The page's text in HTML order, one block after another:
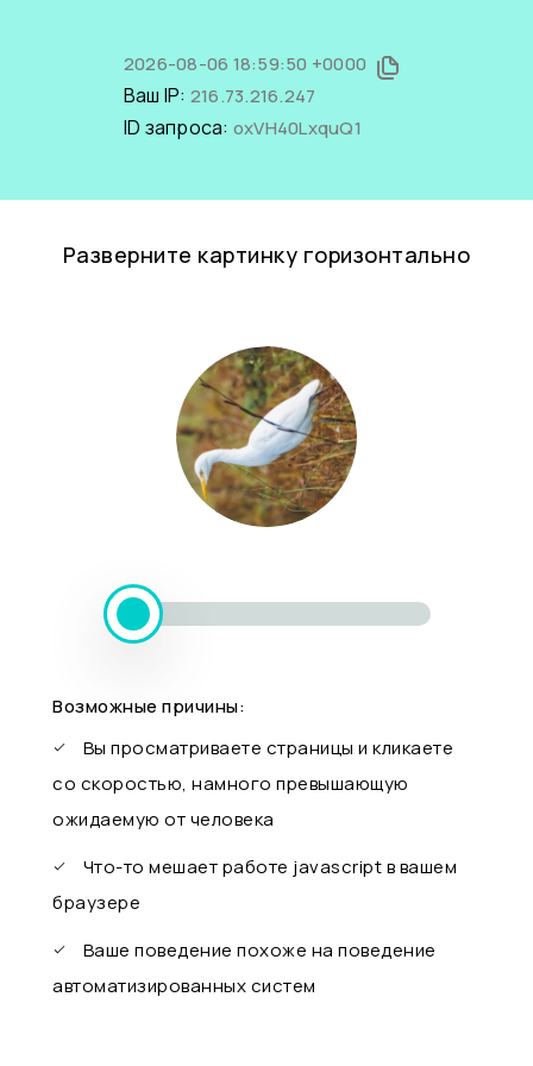
2026-08-06 18:59:50 +0000
Ваш IP: 216.73.216.247
ID запроса: oxVH40LxquQ1
Разверните картинку горизонтально
Возможные причины:
Вы просматриваете страницы и кликаете
со скоростью, намного превышающую
ожидаемую от человека
Что-то мешает работе javascript в вашем
браузере
Ваше поведение похоже на поведение
автоматизированных систем